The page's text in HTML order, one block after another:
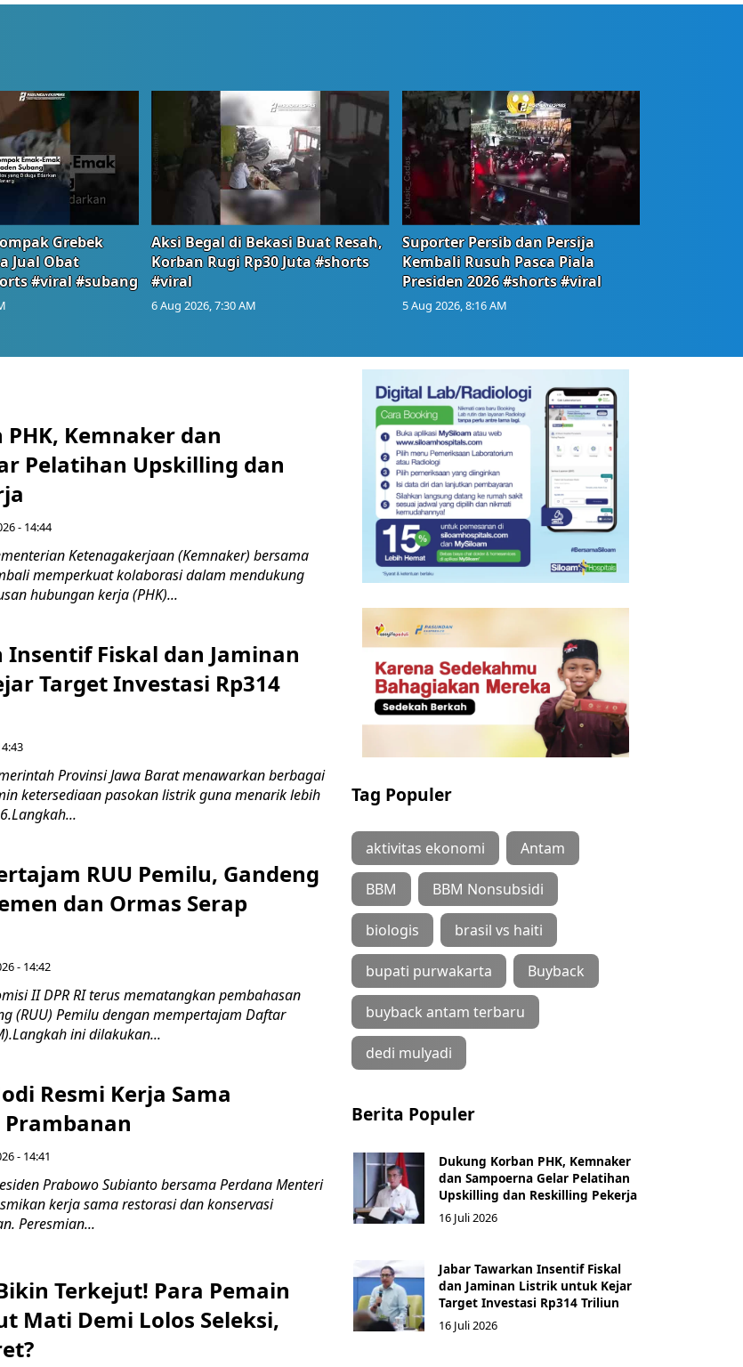
Grebek
Jual Obat
#viral #subang
Aksi Begal di Bekasi Buat Resah,
Korban Rugi Rp30 Juta #shorts
#viral
6 Aug 2026, 7:30 AM
Suporter Persib dan Persija
Kembali Rusuh Pasca Piala
Presiden 2026 #shorts #viral
5 Aug 2026, 8:16 AM
Kemnaker dan
Pelatihan Upskilling dan
- 14:44
Ketenagakerjaan (Kemnaker) bersama
memperkuat kolaborasi dalam mendukung
hubungan kerja (PHK)...
Insentif Fiskal dan Jaminan
Target Investasi Rp314
Provinsi Jawa Barat menawarkan berbagai
ketersediaan pasokan listrik guna menarik lebih
RUU Pemilu, Gandeng
dan Ormas Serap
- 14:42
II DPR RI terus mematangkan pembahasan
(RUU) Pemilu dengan mempertajam Daftar
ini dilakukan...
Resmi Kerja Sama
Prambanan
- 14:41
Prabowo Subianto bersama Perdana Menteri
kerja sama restorasi dan konservasi
Peresmian...
Terkejut! Para Pemain
Mati Demi Lolos Seleksi,
Tag Populer
aktivitas ekonomi Antam
BBM BBM Nonsubsidi
biologis brasil vs haiti
bupati purwakarta Buyback
buyback antam terbaru
dedi mulyadi
Berita Populer
Dukung Korban PHK, Kemnaker
dan Sampoerna Gelar Pelatihan
Upskilling dan Reskilling Pekerja
16 Juli 2026
Jabar Tawarkan Insentif Fiskal
dan Jaminan Listrik untuk Kejar
Target Investasi Rp314 Triliun
16 Juli 2026